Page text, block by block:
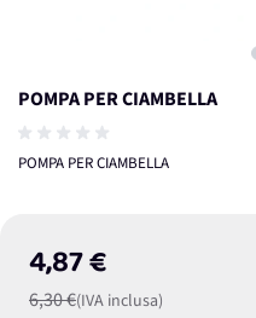
POMPA PER CIAMBELLA
POMPA PER CIAMBELLA
4,87 €
6,30 €(IVA inclusa)